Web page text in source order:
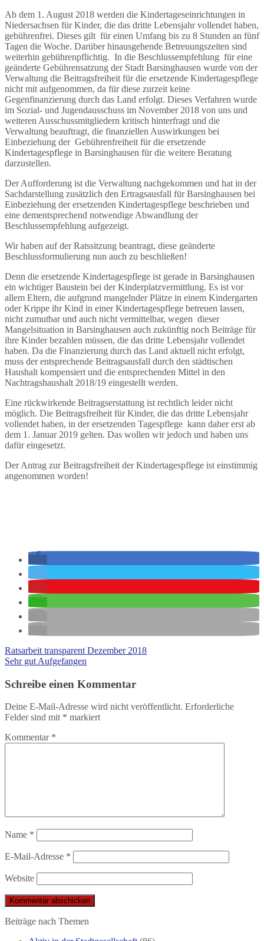
Ab dem 1. August 2018 werden die Kindertageseinrichtungen in
Niedersachsen für Kinder, die das dritte Lebensjahr vollendet haben,
gebührenfrei. Dieses gilt für einen Umfang bis zu 8 Stunden an fünf
Tagen die Woche. Darüber hinausgehende Betreuungszeiten sind
weiterhin gebührenpflichtig. In die Beschlussempfehlung für eine
geänderte Gebührensatzung der Stadt Barsinghausen wurde von der
Verwaltung die Beitragsfreiheit für die ersetzende Kindertagespflege
nicht mit aufgenommen, da für diese zurzeit keine
Gegenfinanzierung durch das Land erfolgt. Dieses Verfahren wurde
im Sozial- und Jugendausschuss im November 2018 von uns und
weiteren Ausschussmitgliedern kritisch hinterfragt und die
Verwaltung beauftragt, die finanziellen Auswirkungen bei
Einbeziehung der Gebührenfreiheit für die ersetzende
Kindertagespflege in Barsinghausen für die weitere Beratung
darzustellen.
Der Aufforderung ist die Verwaltung nachgekommen und hat in der
Sachdarstellung zusätzlich den Ertragsausfall für Barsinghausen bei
Einbeziehung der ersetzenden Kindertagespflege beschrieben und
eine dementsprechend notwendige Abwandlung der
Beschlussempfehlung aufgezeigt.
Wir haben auf der Ratssitzung beantragt, diese geänderte
Beschlussformulierung nun auch zu beschließen!
Denn die ersetzende Kindertagespflege ist gerade in Barsinghausen
ein wichtiger Baustein bei der Kinderplatzvermittlung. Es ist vor
allem Eltern, die aufgrund mangelnder Plätze in einem Kindergarten
oder Krippe ihr Kind in einer Kindertagespflege betreuen lassen,
nicht zumutbar und auch nicht vermittelbar, wegen dieser
Mangelsituation in Barsinghausen auch zukünftig noch Beiträge für
ihre Kinder bezahlen müssen, die das dritte Lebensjahr vollendet
haben. Da die Finanzierung durch das Land aktuell nicht erfolgt,
muss der entsprechende Beitragsausfall durch den städtischen
Haushalt kompensiert und die entsprechenden Mittel in den
Nachtragshaushalt 2018/19 eingestellt werden.
Eine rückwirkende Beitragserstattung ist rechtlich leider nicht
möglich. Die Beitragsfreiheit für Kinder, die das dritte Lebensjahr
vollendet haben, in der ersetzenden Tagespflege kann daher erst ab
dem 1. Januar 2019 gelten. Das wollen wir jedoch und haben uns
dafür eingesetzt.
Der Antrag zur Beitragsfreiheit der Kindertagespflege ist einstimmig
angenommen worden!
Ratsarbeit transparent Dezember 2018
Sehr gut Aufgefangen
Schreibe einen Kommentar
Deine E-Mail-Adresse wird nicht veröffentlicht. Erforderliche
Felder sind mit * markiert
Kommentar *
Name *
E-Mail-Adresse *
Website
Beiträge nach Themen